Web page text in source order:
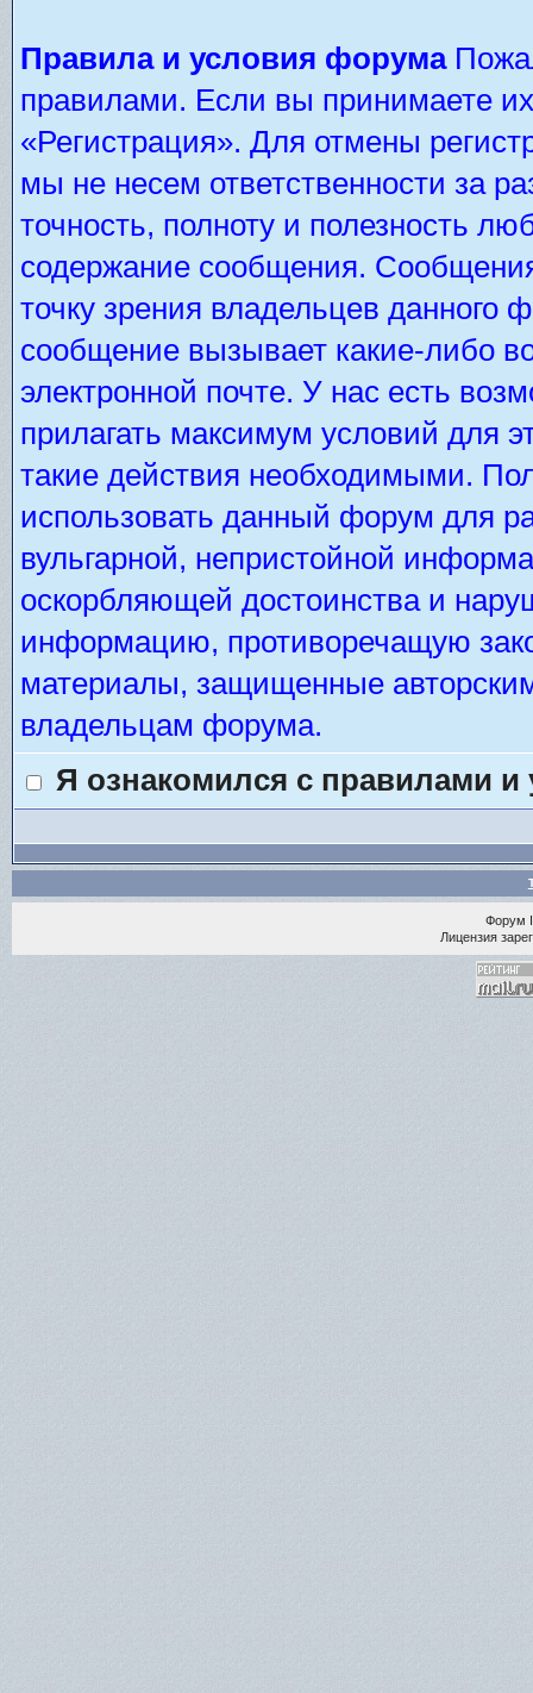
Правила и условия форума
правилами. Если вы принимаете
«Регистрация». Для отмены
мы не несем ответственности за
точность, полноту и полезность
содержание сообщения.
точку зрения владельцев
сообщение вызывает какие-либо
электронной почте. У нас есть
прилагать максимум условий для
такие действия необходимыми.
использовать данный форум для
вульгарной, непристойной
оскорбляющей достоинства и
информацию, противоречащую
материалы, защищенные
владельцам форума.
Я ознакомился с правилами
Форум
Лицензия